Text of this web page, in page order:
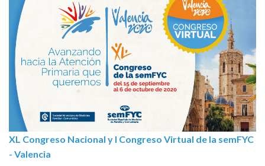
XL Congreso Nacional y I Congreso Virtual de la semFYC
- Valencia